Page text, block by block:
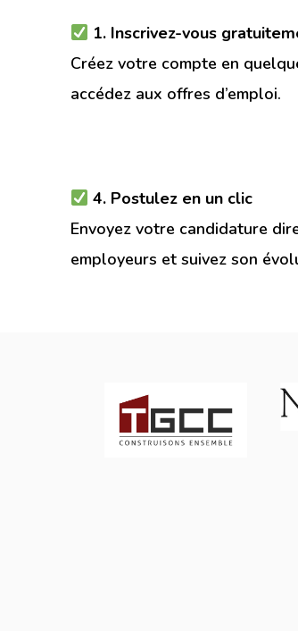
1. Inscrivez-vous
Créez votre compte en
accédez aux offres d’emploi.
4. Postulez en un clic
Envoyez votre candidature
employeurs et suivez son